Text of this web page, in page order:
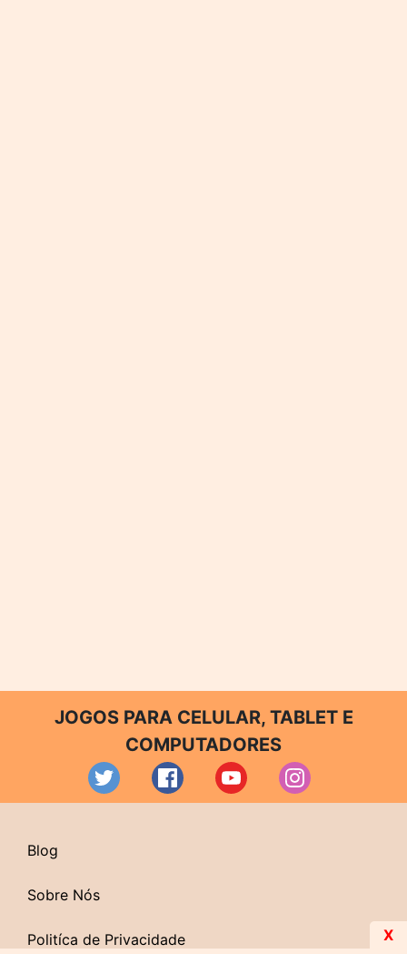
JOGOS PARA CELULAR, TABLET E
COMPUTADORES
Blog
Sobre Nós
Politíca de Privacidade X